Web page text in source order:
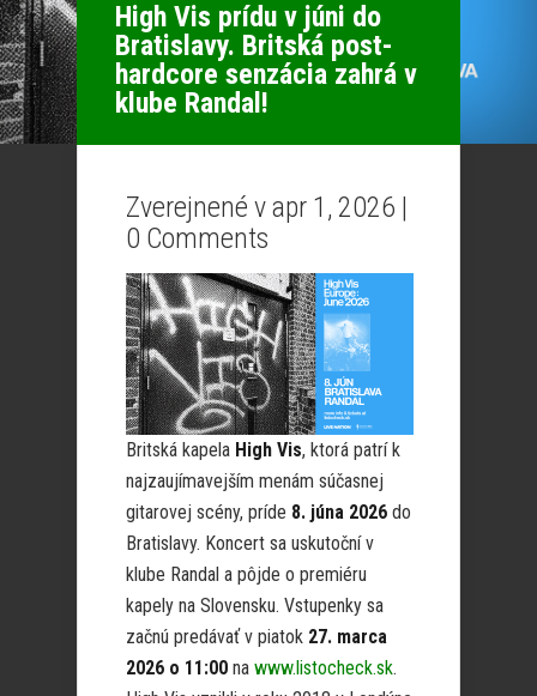
High Vis prídu v júni do
Bratislavy. Britská post-
hardcore senzácia zahrá v
klube Randal!
Zverejnené v apr 1, 2026 |
0 Comments
Britská kapela High Vis, ktorá patrí k
najzaujímavejším menám súčasnej
gitarovej scény, príde 8. júna 2026 do
Bratislavy. Koncert sa uskutoční v
klube Randal a pôjde o premiéru
kapely na Slovensku. Vstupenky sa
začnú predávať v piatok 27. marca
2026 o 11:00 na www.listocheck.sk.